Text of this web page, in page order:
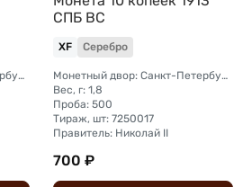
Монетный двор: Санкт-Петербургский монетный двор
СПБ ВС
XF Серебро
Монетный двор: Санкт-Петербургский монетный двор
Вес, г: 1,8
Проба: 500
Тираж, шт: 7250017
Правитель: Николай II
700 ₽